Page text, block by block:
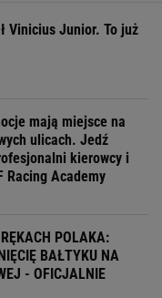
Vinicius Junior. To już
mają miejsce na
ulicach. Jedź
kierowcy i
Racing Academy
POLAKA:
BAŁTYKU NA
- OFICJALNIE